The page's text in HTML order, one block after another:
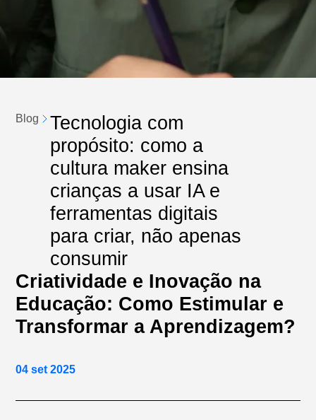
Blog
Tecnologia com
propósito: como a
cultura maker ensina
crianças a usar IA e
ferramentas digitais
para criar, não apenas
consumir
Criatividade e Inovação na
Educação: Como Estimular e
Transformar a Aprendizagem?
04 set 2025